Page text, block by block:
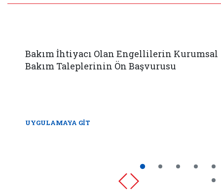
Bakım İhtiyacı Olan Engellilerin Kurumsal
Bakım Taleplerinin Ön Başvurusu
UYGULAMAYA GİT